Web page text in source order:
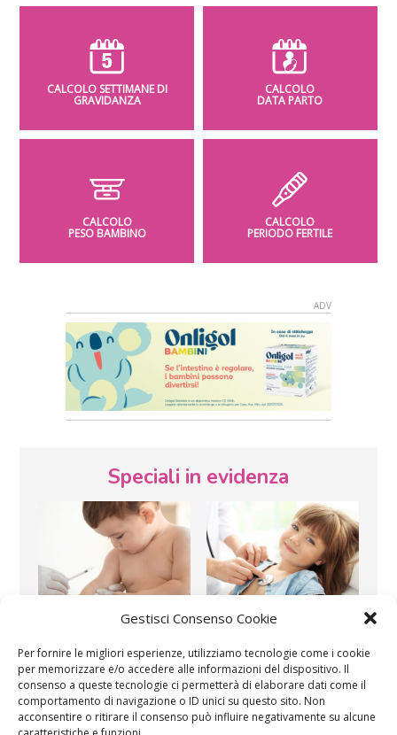
Gestisci Consenso Cookie
Per fornire le migliori esperienze, utilizziamo tecnologie come i cookie
per memorizzare e/o accedere alle informazioni del dispositivo. Il
consenso a queste tecnologie ci permetterà di elaborare dati come il
comportamento di navigazione o ID unici su questo sito. Non
acconsentire o ritirare il consenso può influire negativamente su alcune
CALCOLO SETTIMANE DI
GRAVIDANZA
CALCOLO
DATA PARTO
CALCOLO
PESO BAMBINO
CALCOLO
PERIODO FERTILE
Speciali in evidenza
Vaccini SOS Pediatra